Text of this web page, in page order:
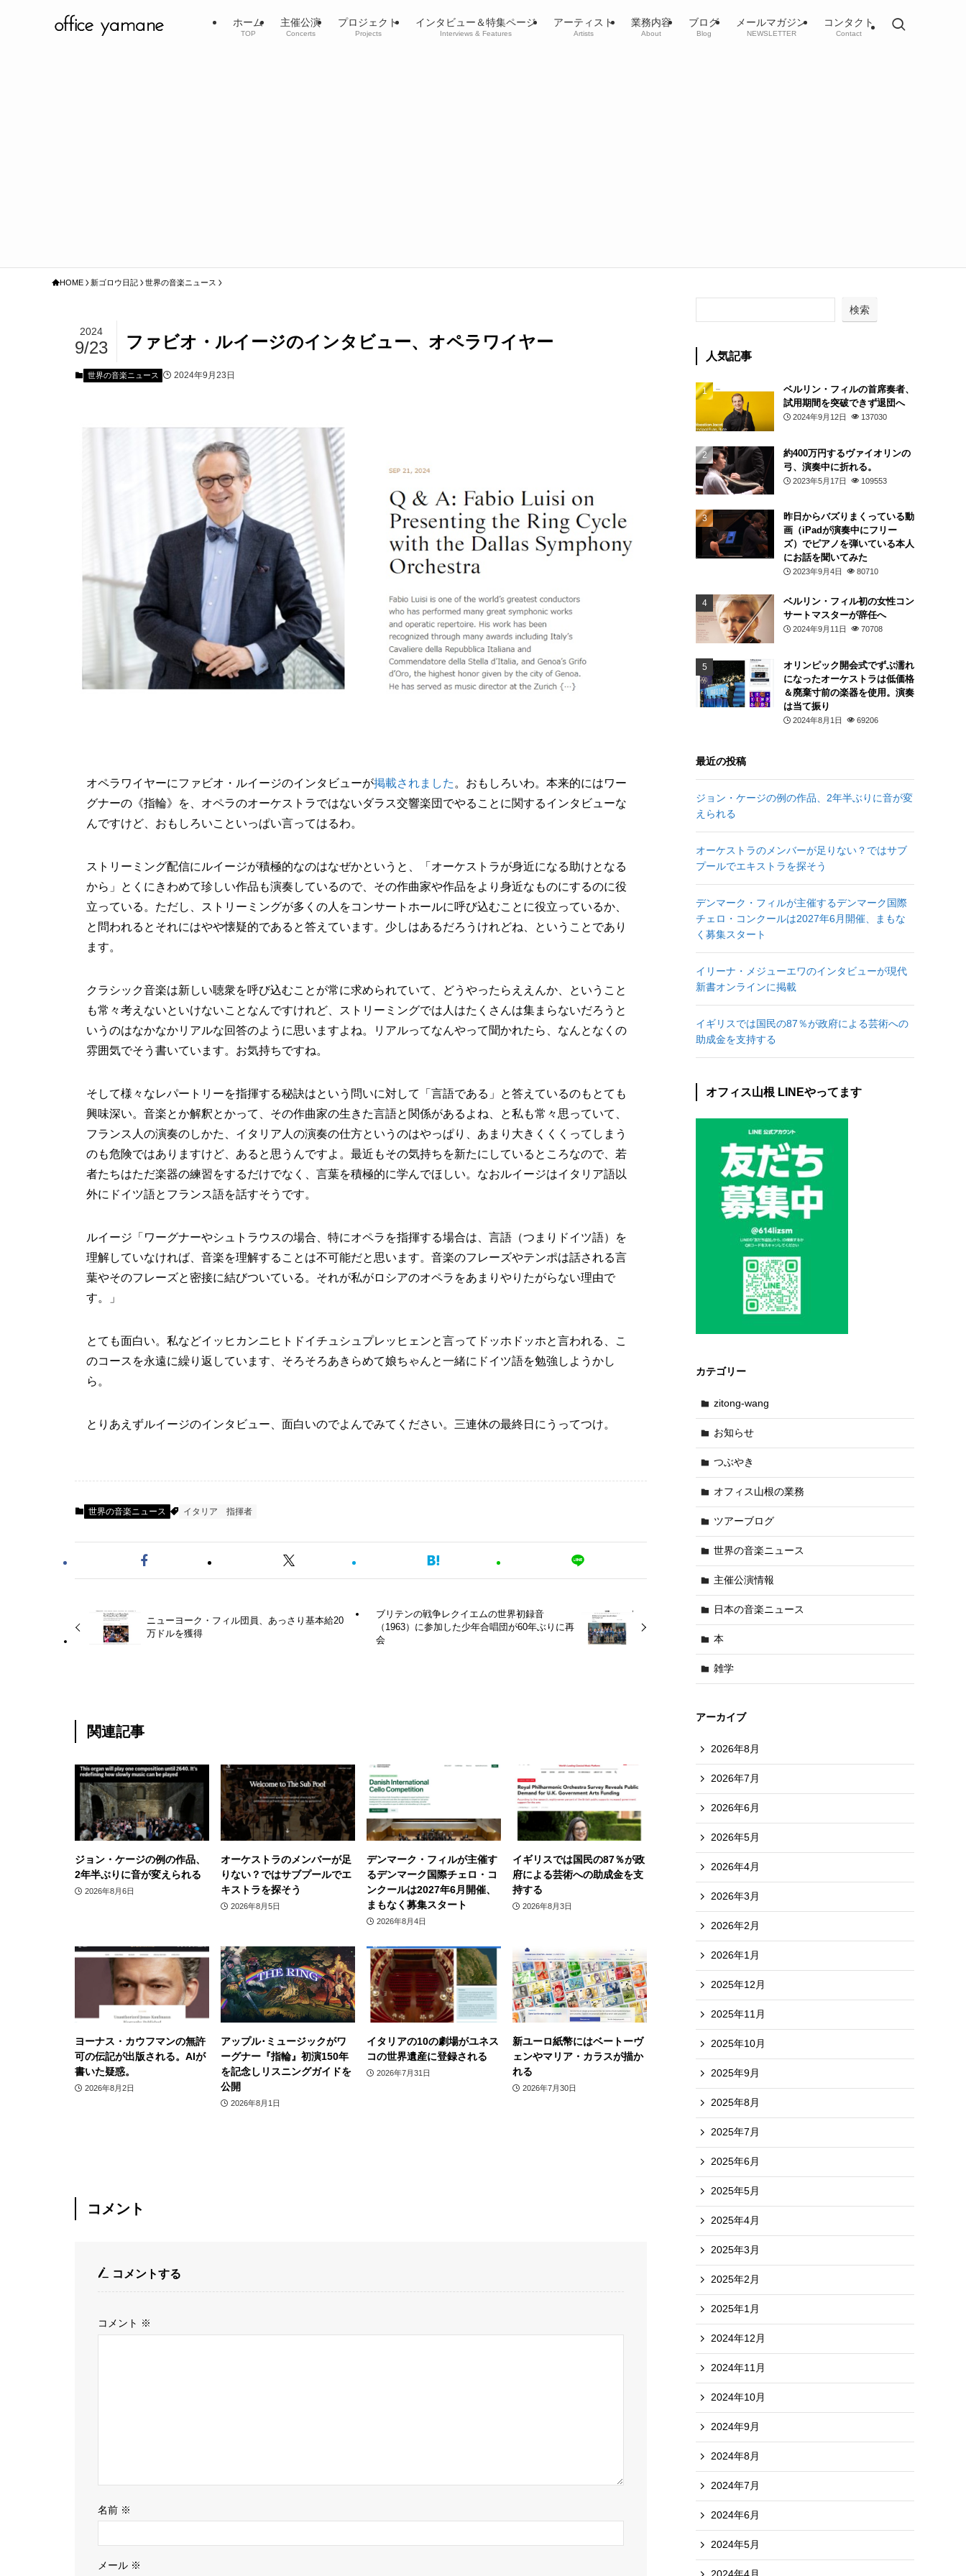
ホーム
TOP
主催公演
Concerts
プロジェクト
Projects
インタビュー＆特集ページ
Interviews & Features
アーティスト
Artists
業務内容
About
ブログ
Blog
メールマガジン
NEWSLETTER
コンタクト
Contact
HOME 新ゴロウ日記 世界の音楽ニュース
ファビオ・ルイージのインタビュー、オペラワイヤー
2024
9/23
世界の音楽ニュース 2024年9月23日
オペラワイヤーにファビオ・ルイージのインタビューが掲載されました 。おもしろいわ。本来的にはワー
グナーの《指輪》を、オペラのオーケストラではないダラス交響楽団でやることに関するインタビューな
んですけど、おもしろいこといっぱい言ってはるわ。
ストリーミング配信にルイージが積極的なのはなぜかというと、「オーケストラが身近になる助けとなる
から」とくにきわめて珍しい作品も演奏しているので、その作曲家や作品をより身近なものにするのに役
立っている。ただし、ストリーミングが多くの人をコンサートホールに呼び込むことに役立っているか、
と問われるとそれにはやや懐疑的であると答えています。少しはあるだろうけれどね、ということであり
ます。
クラシック音楽は新しい聴衆を呼び込むことが常に求められていて、どうやったらええんか、ということ
も常々考えないといけないことなんですけれど、ストリーミングでは人はたくさんは集まらないだろうと
いうのはなかなかリアルな回答のように思いますよね。リアルってなんやって聞かれたら、なんとなくの
雰囲気でそう書いています。お気持ちですね。
そして様々なレパートリーを指揮する秘訣はという問いに対して「言語である」と答えているのもとても
興味深い。音楽とか解釈とかって、その作曲家の生きた言語と関係があるよね、と私も常々思っていて、
フランス人の演奏のしかた、イタリア人の演奏の仕方というのはやっぱり、あまり大きくくくってしまう
のも危険ではありますけど、あると思うんですよ。最近もその気持ちを新たにしているところなので、若
者たちはただ楽器の練習をするだけでなく、言葉を積極的に学んでほしい。なおルイージはイタリア語以
外にドイツ語とフランス語を話すそうです。
ルイージ「ワーグナーやシュトラウスの場合、特にオペラを指揮する場合は、言語（つまりドイツ語）を
理解していなければ、音楽を理解することは不可能だと思います。音楽のフレーズやテンポは話される言
葉やそのフレーズと密接に結びついている。それが私がロシアのオペラをあまりやりたがらない理由で
す。」
とても面白い。私などイッヒカンニヒトドイチュシュプレッヒェンと言ってドッホドッホと言われる、こ
のコースを永遠に繰り返しています、そろそろあきらめて娘ちゃんと一緒にドイツ語を勉強しようかし
ら。
とりあえずルイージのインタビュー、面白いのでよんでみてください。三連休の最終日にうってつけ。
世界の音楽ニュース イタリア 指揮者
ニューヨーク・フィル団員、あっさり基本給20
万ドルを獲得
ブリテンの戦争レクイエムの世界初録音
（1963）に参加した少年合唱団が60年ぶりに再
会
関連記事
ジョン・ケージの例の作品、
2年半ぶりに音が変えられる
2026年8月6日
オーケストラのメンバーが足
りない？ではサブプールでエ
キストラを探そう
2026年8月5日
デンマーク・フィルが主催す
るデンマーク国際チェロ・コ
ンクールは2027年6月開催、
まもなく募集スタート
2026年8月4日
イギリスでは国民の87％が政
府による芸術への助成金を支
持する
2026年8月3日
ヨーナス・カウフマンの無許
可の伝記が出版される。AIが
書いた疑惑。
2026年8月2日
アップル･ミュージックがワ
ーグナー『指輪』初演150年
を記念しリスニングガイドを
公開
2026年8月1日
イタリアの10の劇場がユネス
コの世界遺産に登録される
2026年7月31日
新ユーロ紙幣にはベートーヴ
ェンやマリア・カラスが描か
れる
2026年7月30日
コメント
コメントする
コメント ※
名前 ※
メール ※
検索
人気記事
ベルリン・フィルの首席奏者、
試用期間を突破できず退団へ
2024年9月12日 137030
約400万円するヴァイオリンの
弓、演奏中に折れる。
2023年5月17日 109553
昨日からバズりまくっている動
画（iPadが演奏中にフリー
ズ）でピアノを弾いている本人
にお話を聞いてみた
2023年9月4日 80710
ベルリン・フィル初の女性コン
サートマスターが辞任へ
2024年9月11日 70708
オリンピック開会式でずぶ濡れ
になったオーケストラは低価格
＆廃棄寸前の楽器を使用。演奏
は当て振り
2024年8月1日 69206
最近の投稿
ジョン・ケージの例の作品、2年半ぶりに音が変
えられる
オーケストラのメンバーが足りない？ではサブ
プールでエキストラを探そう
デンマーク・フィルが主催するデンマーク国際
チェロ・コンクールは2027年6月開催、まもな
く募集スタート
イリーナ・メジューエワのインタビューが現代
新書オンラインに掲載
イギリスでは国民の87％が政府による芸術への
助成金を支持する
オフィス山根 LINEやってます
カテゴリー
zitong-wang
お知らせ
つぶやき
オフィス山根の業務
ツアーブログ
世界の音楽ニュース
主催公演情報
日本の音楽ニュース
本
雑学
アーカイブ
2026年8月
2026年7月
2026年6月
2026年5月
2026年4月
2026年3月
2026年2月
2026年1月
2025年12月
2025年11月
2025年10月
2025年9月
2025年8月
2025年7月
2025年6月
2025年5月
2025年4月
2025年3月
2025年2月
2025年1月
2024年12月
2024年11月
2024年10月
2024年9月
2024年8月
2024年7月
2024年6月
2024年5月